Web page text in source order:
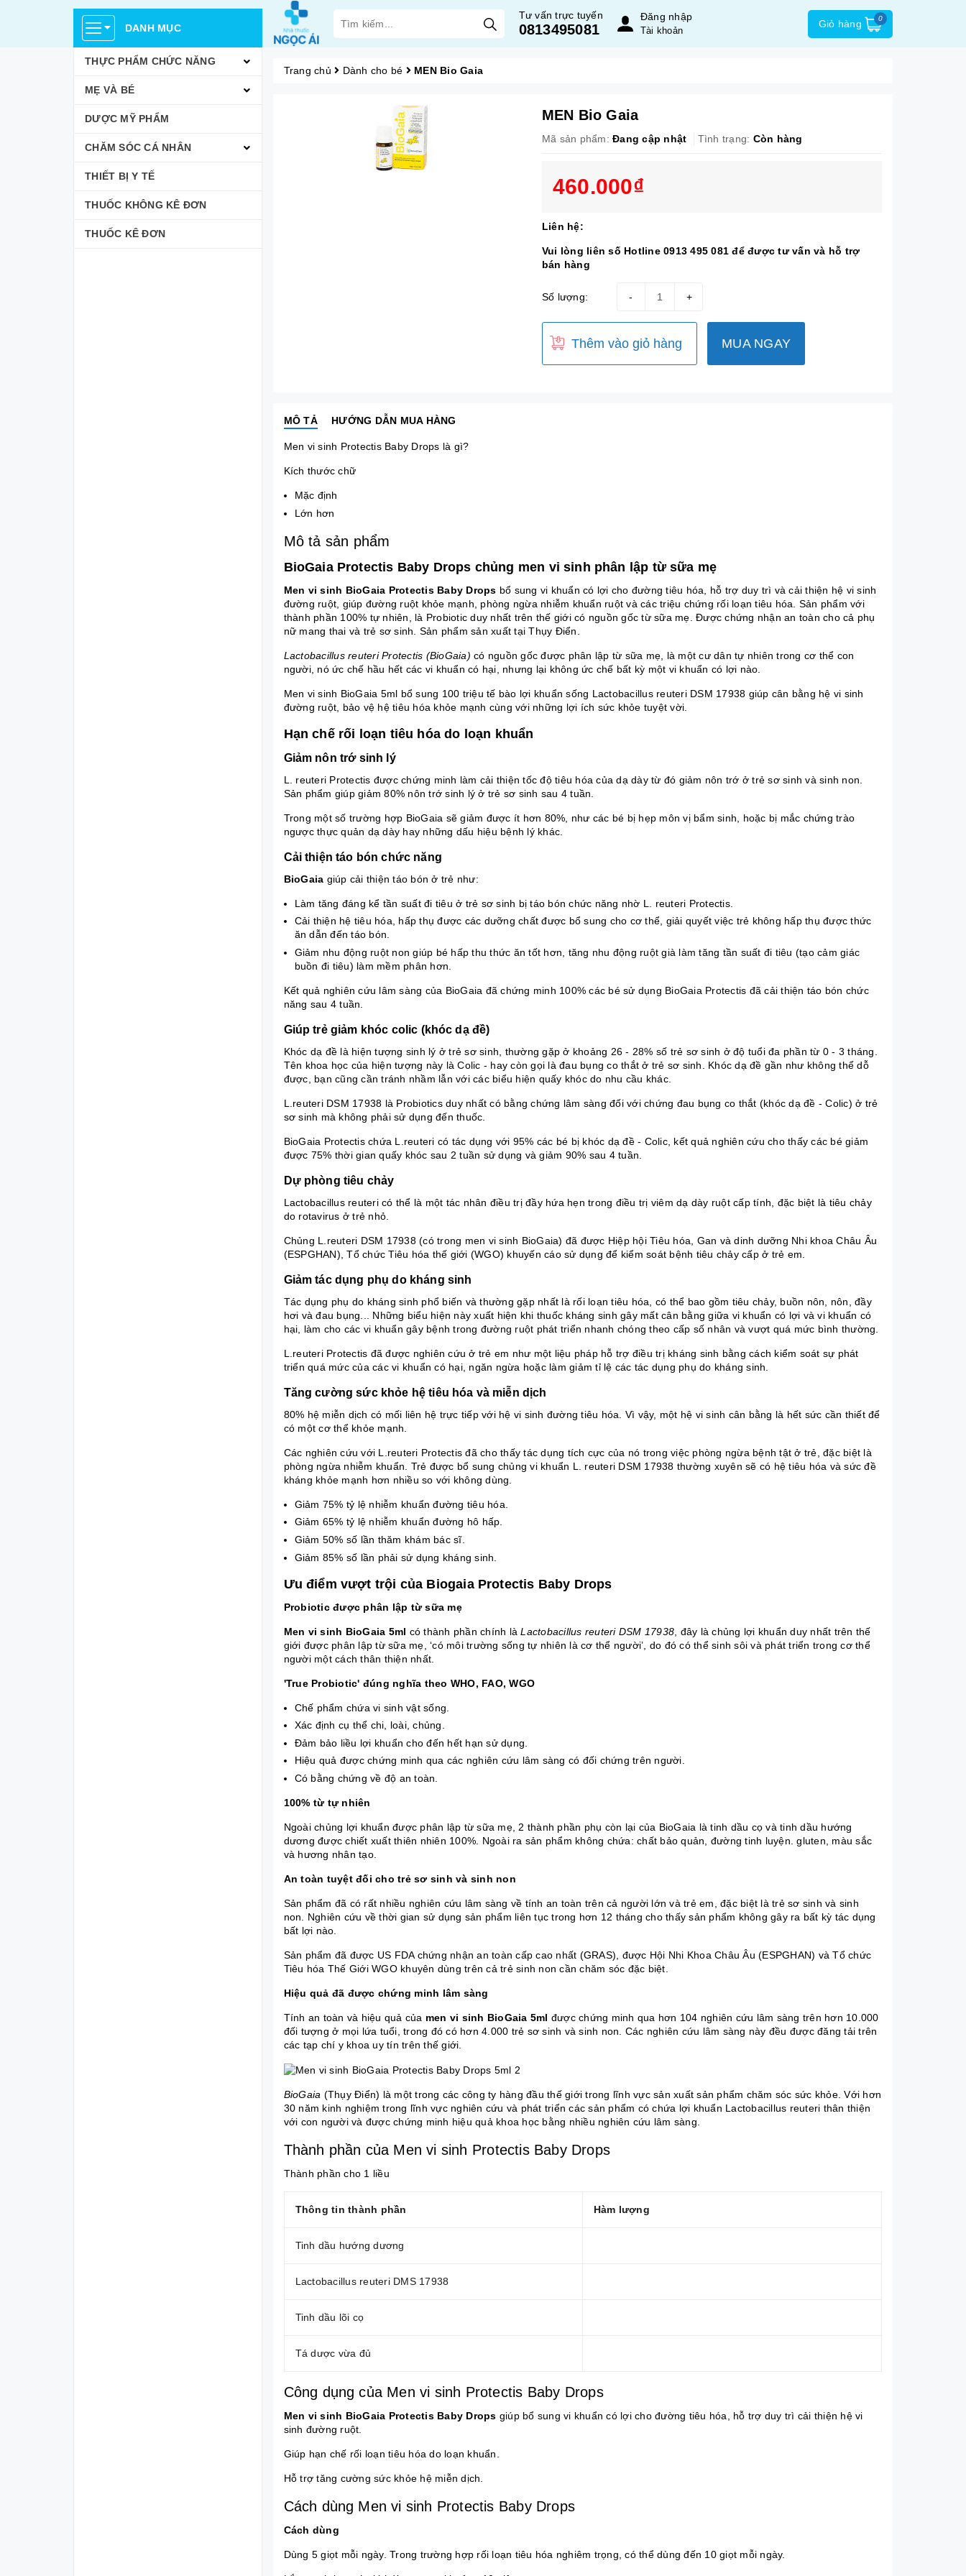
DANH MỤC
THỰC PHẨM CHỨC NĂNG
MẸ VÀ BÉ
DƯỢC MỸ PHẨM
CHĂM SÓC CÁ NHÂN
THIẾT BỊ Y TẾ
THUỐC KHÔNG KÊ ĐƠN
THUỐC KÊ ĐƠN
Tư vấn trực tuyến
0813495081
Đăng nhập
Tài khoản
Giỏ hàng 0
Trang chủ Dành cho bé MEN Bio Gaia
MEN Bio Gaia
Mã sản phẩm: Đang cập nhật Tình trạng: Còn hàng
460.000₫
Liên hệ:
Vui lòng liên số Hotline 0913 495 081 để được tư vấn và hỗ trợ
bán hàng
Số lượng: +
-
Thêm vào giỏ hàng MUA NGAY
MÔ TẢ HƯỚNG DẪN MUA HÀNG
Men vi sinh Protectis Baby Drops là gì?
Kích thước chữ
Mặc định
Lớn hơn
Mô tả sản phẩm
BioGaia Protectis Baby Drops chủng men vi sinh phân lập từ sữa mẹ
Men vi sinh BioGaia Protectis Baby Drops bổ sung vi khuẩn có lợi cho đường tiêu hóa, hỗ trợ duy trì và cải thiện hệ vi sinh
đường ruột, giúp đường ruột khỏe mạnh, phòng ngừa nhiễm khuẩn ruột và các triệu chứng rối loạn tiêu hóa . Sản phẩm với
thành phần 100% tự nhiên, là Probiotic duy nhất trên thế giới có nguồn gốc từ sữa mẹ. Được chứng nhận an toàn cho cả phụ
nữ mang thai và trẻ sơ sinh. Sản phẩm sản xuất tại Thụy Điển.
Lactobacillus reuteri Protectis (BioGaia) có nguồn gốc được phân lập từ sữa mẹ, là một cư dân tự nhiên trong cơ thể con
người, nó ức chế hầu hết các vi khuẩn có hại, nhưng lại không ức chế bất kỳ một vi khuẩn có lợi nào.
Men vi sinh BioGaia 5ml bổ sung 100 triệu tế bào lợi khuẩn sống Lactobacillus reuteri DSM 17938 giúp cân bằng hệ vi sinh
đường ruột, bảo vệ hệ tiêu hóa khỏe mạnh cùng với những lợi ích sức khỏe tuyệt vời.
Hạn chế rối loạn tiêu hóa do loạn khuẩn
Giảm nôn trớ sinh lý
L. reuteri Protectis được chứng minh làm cải thiện tốc độ tiêu hóa của dạ dày từ đó giảm nôn trớ ở trẻ sơ sinh và sinh non.
Sản phẩm giúp giảm 80% nôn trớ sinh lý ở trẻ sơ sinh sau 4 tuần.
Trong một số trường hợp BioGaia sẽ giảm được ít hơn 80%, như các bé bị hẹp môn vịbẩm sinh, hoặc bị mắc chứng trào
ngược thực quản dạ dày hay những dấu hiệu bệnh lý khác.
Cải thiện táo bón chức năng
BioGaia giúp cải thiện táo bón ở trẻ như:
Làm tăng đáng kể tần suất đi tiêu ở trẻ sơ sinh bị táo bón chức năng nhờ L. reuteri Protectis.
Cải thiện hệ tiêu hóa, hấp thụ được các dưỡng chất được bổ sung cho cơ thể, giải quyết việc trẻ không hấp thụ được thức
ăn dẫn đếntáo bón
Giảm nhu động ruột non giúp bé hấp thu thức ăn tốt hơn, tăng nhu động ruột già làm tăng tần suất đi tiêu (tạo cảm giác
buồn đi tiêu) làm mềm phân hơn.
Kết quả nghiên cứu lâm sàng của BioGaia đã chứng minh 100% các bé sử dụng BioGaia Protectis đã cải thiện táo bón chức
năng sau 4 tuần.
Giúp trẻ giảm khóc colic (khóc dạ đề)
Khóc dạ đề là hiện tượng sinh lý ở trẻ sơ sinh, thường gặp ở khoảng 26 - 28% số trẻ sơ sinh ở độ tuổi đa phần từ 0 - 3 tháng.
Tên khoa học của hiện tượng này là Colic - hay còn gọi là đau bụng co thắt ở trẻ sơ sinh. Khóc dạ đề gần như không thể dỗ
được, bạn cũng cần tránh nhầm lẫn với các biểu hiện quấy khóc do nhu cầu khác.
L.reuteri DSM 17938 là Probiotics duy nhất có bằng chứng lâm sàng đối với chứng đau bụng co thắt (khóc dạ đề - Colic) ở trẻ
sơ sinh mà không phải sử dụng đến thuốc.
BioGaia Protectis chứa L.reuteri có tác dụng với 95% các bé bị khóc dạ đề - Colic, kết quả nghiên cứu cho thấy các bé giảm
được 75% thời gian quấy khóc sau 2 tuần sử dụng và giảm 90% sau 4 tuần.
Dự phòng tiêu chảy
Lactobacillus reuteri có thể là một tác nhân điều trị đầy hứa hẹn trong điều trị viêm dạ dày ruột cấp tính , đặc biệt là tiêu chảy
do rotavirus ở trẻ nhỏ.
Chủng L.reuteri DSM 17938 (có trong men vi sinh BioGaia) đã được Hiệp hội Tiêu hóa, Gan và dinh dưỡng Nhi khoa Châu Âu
(ESPGHAN), Tổ chức Tiêu hóa thế giới (WGO) khuyến cáo sử dụng để kiểm soát bệnh tiêu chảy cấp ở trẻ em.
Giảm tác dụng phụ do kháng sinh
Tác dụng phụ do kháng sinh phổ biến và thường gặp nhất là rối loạn tiêu hóa, có thể bao gồm tiêu chảy, buồn nôn, nôn, đầy
hơi và đau bụng... Những biểu hiện này xuất hiện khi thuốc kháng sinh gây mất cân bằng giữa vi khuẩn có lợi và vi khuẩn có
hại, làm cho các vi khuẩn gây bệnh trong đường ruột phát triển nhanh chóng theo cấp số nhân và vượt quá mức bình thường.
L.reuteri Protectis đã được nghiên cứu ở trẻ em như một liệu pháp hỗ trợ điều trị kháng sinh bằng cách kiểm soát sự phát
triển quá mức của các vi khuẩn có hại, ngăn ngừa hoặc làm giảm tỉ lệ các tác dụng phụ do kháng sinh.
Tăng cường sức khỏe hệ tiêu hóa và miễn dịch
80% hệ miễn dịch có mối liên hệ trực tiếp với hệ vi sinh đường tiêu hóa. Vì vậy, một hệ vi sinh cân bằng là hết sức cần thiết để
có một cơ thể khỏe mạnh.
Các nghiên cứu với L.reuteri Protectis đã cho thấy tác dụng tích cực của nó trong việc phòng ngừa bệnh tật ở trẻ, đặc biệt là
phòng ngừa nhiễm khuẩn. Trẻ được bổ sung chủng vi khuẩn L. reuteri DSM 17938 thường xuyên sẽ có hệ tiêu hóa và sức đề
kháng khỏe mạnh hơn nhiều so với không dùng.
Giảm 75% tỷ lệ nhiễm khuẩn đường tiêu hóa.
Giảm 65% tỷ lệ nhiễm khuẩn đường hô hấp.
Giảm 50% số lần thăm khám bác sĩ.
Giảm 85% số lần phải sử dụng kháng sinh.
Ưu điểm vượt trội của Biogaia Protectis Baby Drops
Probiotic được phân lập từ sữa mẹ
Men vi sinh BioGaia 5ml có thành phần chính làLactobacillus reuteri DSM 17938 , đây là chủng lợi khuẩn duy nhất trên thế
giới được phân lập từ sữa mẹ, ‘có môi trường sống tự nhiên là cơ thể người’, do đó có thể sinh sôi và phát triển trong cơ thể
người một cách thân thiện nhất.
'True Probiotic' đúng nghĩa theo WHO, FAO, WGO
Chế phẩm chứa vi sinh vật sống.
Xác định cụ thể chi, loài, chủng.
Đảm bảo liều lợi khuẩn cho đến hết hạn sử dụng.
Hiệu quả được chứng minh qua các nghiên cứu lâm sàng có đối chứng trên người.
Có bằng chứng về độ an toàn.
100% từ tự nhiên
Ngoài chủng lợi khuẩn được phân lập từ sữa mẹ, 2 thành phần phụ còn lại của BioGaia là tinh dầu cọ và tinh dầu hướng
dương được chiết xuất thiên nhiên 100%. Ngoài ra sản phẩm không chứa: chất bảo quản, đường tinh luyện. gluten, màu sắc
và hương nhân tạo.
An toàn tuyệt đối cho trẻ sơ sinh và sinh non
Sản phẩm đã có rất nhiều nghiên cứu lâm sàng về tính an toàn trên cả người lớn và trẻ em, đặc biệt là trẻ sơ sinh và sinh
non. Nghiên cứu về thời gian sử dụng sản phẩm liên tục trong hơn 12 tháng cho thấy sản phẩm không gây ra bất kỳ tác dụng
bất lợi nào.
Sản phẩm đã được US FDA chứng nhận an toàn cấp cao nhất (GRAS), được Hội Nhi Khoa Châu Âu (ESPGHAN) và Tổ chức
Tiêu hóa Thế Giới WGO khuyên dùng trên cả trẻ sinh non cần chăm sóc đặc biệt.
Hiệu quả đã được chứng minh lâm sàng
Tính an toàn và hiệu quả của men vi sinh BioGaia 5ml được chứng minh qua hơn 104 nghiên cứu lâm sàng trên hơn 10.000
đối tượng ở mọi lứa tuổi, trong đó có hơn 4.000 trẻ sơ sinh và sinh non. Các nghiên cứu lâm sàng này đều được đăng tải trên
các tạp chí y khoa uy tín trên thế giới.
BioGaia (Thụy Điển) là một trong các công ty hàng đầu thế giới trong lĩnh vực sản xuất sản phẩm chăm sóc sức khỏe. Với hơn
30 năm kinh nghiệm trong lĩnh vực nghiên cứu và phát triển các sản phẩm có chứa lợi khuẩn Lactobacillus reuteri thân thiện
với con người và được chứng minh hiệu quả khoa học bằng nhiều nghiên cứu lâm sàng.
Thành phần của Men vi sinh Protectis Baby Drops
Thành phần cho 1 liều
Thông tin thành phần Hàm lượng
Tinh dầu hướng dương
Lactobacillus reuteri DMS 17938
Tinh dầu lõi cọ
Tá dược vừa đủ
Công dụng của Men vi sinh Protectis Baby Drops
Men vi sinh BioGaia Protectis Baby Drops giúp bổ sung vi khuẩn có lợi cho đường tiêu hóa, hỗ trợ duy trì cải thiện hệ vi
sinh đường ruột.
Giúp hạn chế rối loạn tiêu hóa do loạn khuẩn.
Hỗ trợ tăng cường sức khỏe hệ miễn dịch.
Cách dùng Men vi sinh Protectis Baby Drops
Cách dùng
Dùng 5 giọt mỗi ngày. Trong trường hợp rối loạn tiêu hóa nghiêm trọng, có thể dùng đến 10 giọt mỗi ngày.